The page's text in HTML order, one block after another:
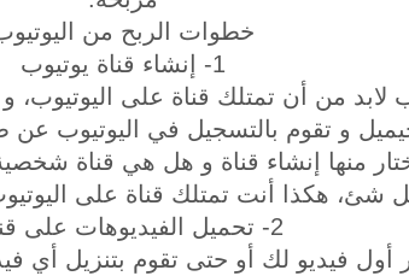
خطوات الربح من
1- إنشاء قناة يوتيوب
لابد من أن تمتلك قناة على اليوتيوب،
و تقوم بالتسجيل في اليوتيوب عن
منها إنشاء قناة و هل هي قناة
شئ، هكذا أنت تمتلك قناة على
2- تحميل الفيديوهات على قناتك
أول فيديو لك أو حتى تقوم بتنزيل أي